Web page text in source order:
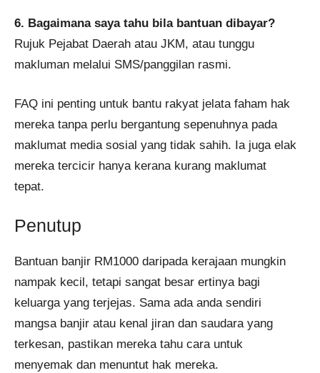
6. Bagaimana saya tahu bila bantuan dibayar?
Rujuk Pejabat Daerah atau JKM, atau tunggu
makluman melalui SMS/panggilan rasmi.
FAQ ini penting untuk bantu rakyat jelata faham hak
mereka tanpa perlu bergantung sepenuhnya pada
maklumat media sosial yang tidak sahih. Ia juga elak
mereka tercicir hanya kerana kurang maklumat
tepat.
Penutup
Bantuan banjir RM1000 daripada kerajaan mungkin
nampak kecil, tetapi sangat besar ertinya bagi
keluarga yang terjejas. Sama ada anda sendiri
mangsa banjir atau kenal jiran dan saudara yang
terkesan, pastikan mereka tahu cara untuk
menyemak dan menuntut hak mereka.